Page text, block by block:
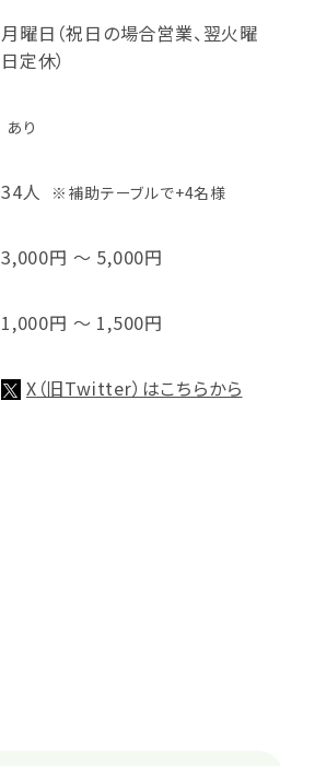
月曜日（祝日の場合営業、翌火曜
日定休）
あり
34人 ※補助テーブルで+4名様
3,000円 ～ 5,000円
1,000円 ～ 1,500円
X（旧Twitter）はこちらから